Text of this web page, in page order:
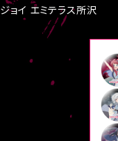
ジョイ エミテラス所沢